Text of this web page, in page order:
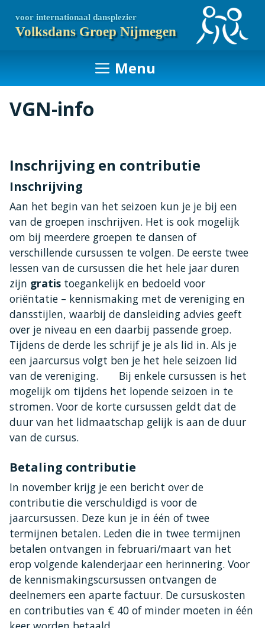
naar
Volksdans Groep Nijmegen
voor internationaal dansplezier
Menu
VGN-info
Inschrijving en contributie
Inschrijving
Aan het begin van het seizoen kun je je bij een
van de groepen inschrijven. Het is ook mogelijk
om bij meerdere groepen te dansen of
verschillende cursussen te volgen. De eerste twee
lessen van de cursussen die het hele jaar duren
zijn gratis toegankelijk en bedoeld voor
oriëntatie – kennismaking met de vereniging en
dansstijlen, waarbij de dansleiding advies geeft
over je niveau en een daarbij passende groep.
Tijdens de derde les schrijf je je als lid in. Als je
een jaarcursus volgt ben je het hele seizoen lid
van de vereniging. Bij enkele cursussen is het
mogelijk om tijdens het lopende seizoen in te
stromen. Voor de korte cursussen geldt dat de
duur van het lidmaatschap gelijk is aan de duur
van de cursus.
Betaling contributie
In november krijg je een bericht over de
contributie die verschuldigd is voor de
jaarcursussen. Deze kun je in één of twee
termijnen betalen. Leden die in twee termijnen
betalen ontvangen in februari/maart van het
erop volgende kalenderjaar een herinnering. Voor
de kennismakingscursussen ontvangen de
deelnemers een aparte factuur. De cursuskosten
en contributies van € 40 of minder moeten in één